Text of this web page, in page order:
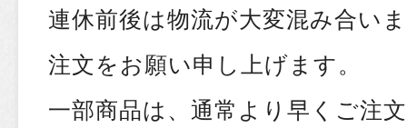
連休前後は物流が大変混み合い
注文をお願い申し上げます。
一部商品は、通常より早くご注